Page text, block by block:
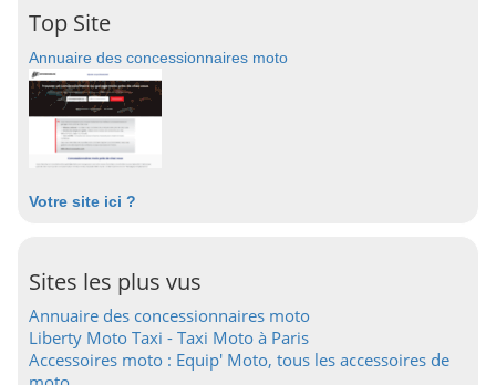
Top Site
Annuaire des concessionnaires moto
Votre site ici ?
Sites les plus vus
Annuaire des concessionnaires moto
Liberty Moto Taxi - Taxi Moto à Paris
Accessoires moto : Equip' Moto, tous les accessoires de